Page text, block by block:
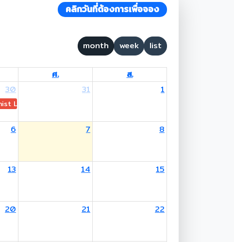
คลิกวันที่ต้องการเพื่อจอง
month week list
ศ.
ส.
30
Lent Day
31 1
6 7 8
Mother's Birthday / Mother's Day
13 14 15
20 21 22